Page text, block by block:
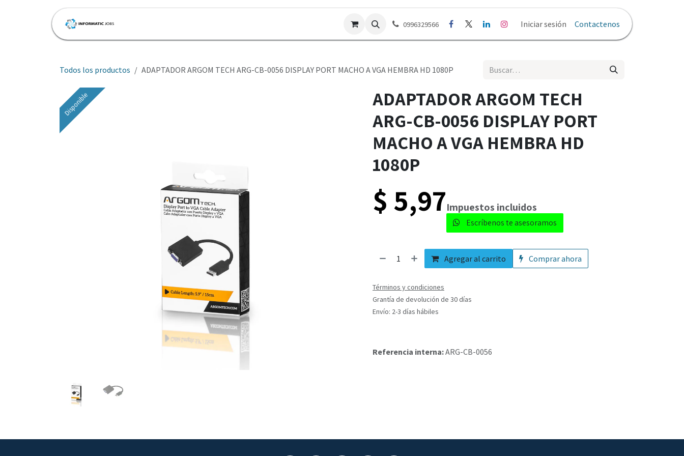
Preguntas Frecuentes Politicas y Privacidad
0996329566 Iniciar sesión Contactenos
Todos los productos ADAPTADOR ARGOM TECH ARG-CB-0056 DISPLAY PORT MACHO A VGA HEMBRA HD 1080P
Disponible
Disponible
ADAPTADOR ARGOM TECH
ARG-CB-0056 DISPLAY PORT
MACHO A VGA HEMBRA HD
1080P
$ 5,97​​Impuestos incluidos
Escríbenos te asesoramos​
Agregar al carrito Comprar ahora
Términos y condiciones
Grantía de devolución de 30 días
Envío: 2-3 días hábiles
Referencia interna:ARG-CB-0056